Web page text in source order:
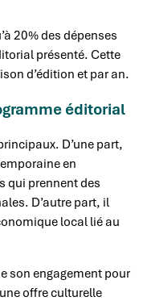
20% des dépenses
présenté. Cette
d’édition et par an.
éditorial
D’une part,
en
qui prennent des
D’autre part, il
local lié au
son engagement pour
offre culturelle